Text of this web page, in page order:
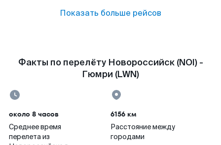
Показать больше рейсов
Факты по перелёту Новороссийск (NOI) -
Гюмри (LWN)
около 8 часов
Среднее время
перелета из
6156 км
Расстояние между
городами